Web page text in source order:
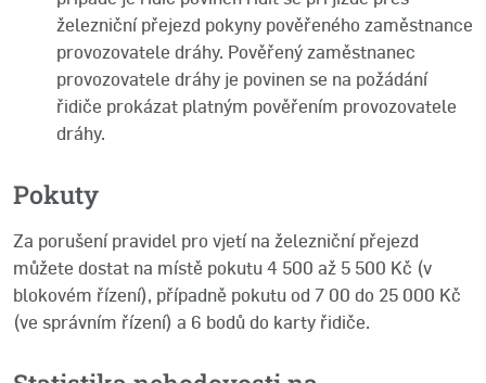
železniční přejezd pokyny pověřeného zaměstnance
provozovatele dráhy. Pověřený zaměstnanec
provozovatele dráhy je povinen se na požádání
řidiče prokázat platným pověřením provozovatele
dráhy.
Pokuty
Za porušení pravidel pro vjetí na železniční přejezd
můžete dostat na místě pokutu 4 500 až 5 500 Kč (v
blokovém řízení), případně pokutu od 7 00 do 25 000 Kč
(ve správním řízení) a 6 bodů do karty řidiče.